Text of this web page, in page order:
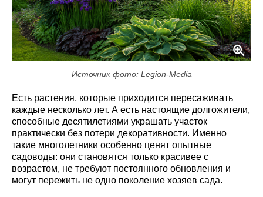
Источник фото: Legion-Media
Есть растения, которые приходится пересаживать
каждые несколько лет. А есть настоящие долгожители,
способные десятилетиями украшать участок
практически без потери декоративности. Именно
такие многолетники особенно ценят опытные
садоводы: они становятся только красивее с
возрастом, не требуют постоянного обновления и
могут пережить не одно поколение хозяев сада.